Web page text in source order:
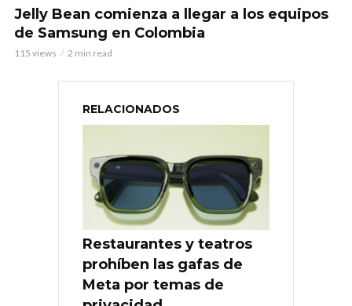
Jelly Bean comienza a llegar a los equipos
de Samsung en Colombia
115 views 2 min read
RELACIONADOS
Restaurantes y teatros
prohíben las gafas de
Meta por temas de